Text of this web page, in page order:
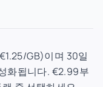
GB)이며 30일
화됩니다. €2.99부